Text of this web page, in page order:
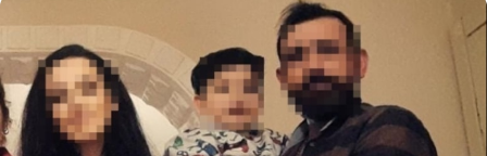
Bursa'da Zafer K. (38), geçimsizlik nedeniyle 1,5 yıl
önce evden ayrılan birlikte yaşadığı Tuğçe Emir (28)
için camiden sela okutup, cenazesinin yarın ikindi
vakti kaldırılacağı anonsunu yaptırdı. Olayı
yakınlarının telefon açmasıyla öğrenen ve
öldürülme korkusuyla polise giderek şikayette